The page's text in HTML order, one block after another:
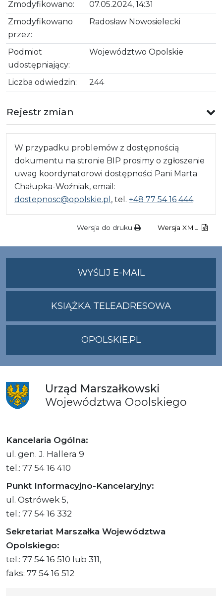
Zmodyfikowano:
07.05.2024, 14:31
Zmodyfikowano
przez:
Radosław Nowosielecki
Podmiot
udostępniający:
Województwo Opolskie
Liczba odwiedzin: 244
Rejestr zmian
W przypadku problemów z dostępnością
dokumentu na stronie BIP prosimy o zgłoszenie
uwag koordynatorowi dostępności Pani Marta
Chałupka-Woźniak, email:
dostepnosc@opolskie.pl , tel. +48 77 54 16 444.
Wersja do druku Wersja XML
WYŚLIJ E-MAILNA
ADRES
KSIĄŻKA TELEADRESOWA
OPOLSKIE.PL
Urząd Marszałkowski
Województwa Opolskiego
Kancelaria Ogólna:
ul. gen. J. Hallera 9
tel.: 77 54 16 410
Punkt Informacyjno-Kancelaryjny:
ul. Ostrówek 5,
tel.: 77 54 16 332
Sekretariat Marszałka Województwa
Opolskiego:
tel.: 77 54 16 510 lub 311,
faks: 77 54 16 512